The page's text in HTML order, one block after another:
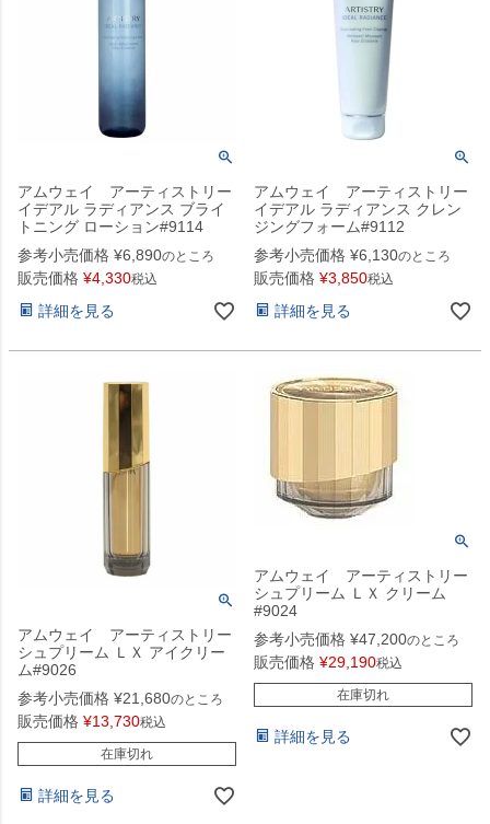
アムウェイ アーティストリー
イデアル ラディアンス ブライ
トニング ローション#9114
参考小売価格 ¥6,890のところ
販売価格 ¥4,330税込
詳細を見る
アムウェイ アーティストリー
イデアル ラディアンス クレン
ジングフォーム#9112
参考小売価格 ¥6,130のところ
販売価格 ¥3,850税込
詳細を見る
アムウェイ アーティストリー
シュプリーム ＬＸ アイクリー
ム#9026
参考小売価格 ¥21,680のところ
販売価格 ¥13,730税込
在庫切れ
詳細を見る
アムウェイ アーティストリー
シュプリーム ＬＸ クリーム
#9024
参考小売価格 ¥47,200のところ
販売価格 ¥29,190税込
在庫切れ
詳細を見る